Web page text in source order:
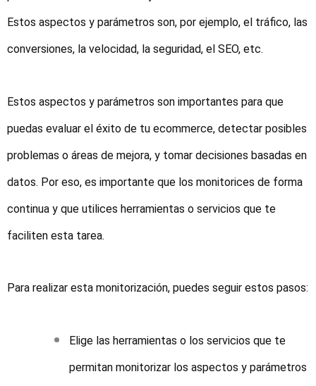
Estos aspectos y parámetros son, por ejemplo, el tráfico, las
conversiones, la velocidad, la seguridad, el SEO, etc.
Estos aspectos y parámetros son importantes para que
puedas evaluar el éxito de tu ecommerce, detectar posibles
problemas o áreas de mejora, y tomar decisiones basadas en
datos. Por eso, es importante que los monitorices de forma
continua y que utilices herramientas o servicios que te
faciliten esta tarea.
Para realizar esta monitorización, puedes seguir estos pasos:
Elige las herramientas o los servicios que te
permitan monitorizar los aspectos y parámetros